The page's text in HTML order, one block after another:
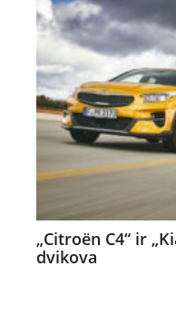
„Citroën C4“ ir
dvikova